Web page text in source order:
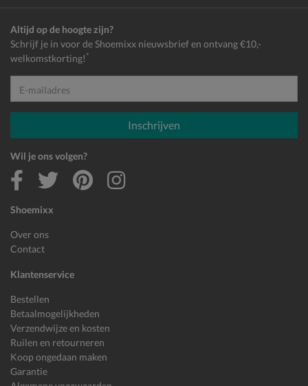
Shoemixx
Over ons
Contact
Klantenservice
Bestellen
Betaalmogelijkheden
Verzendwijze en kosten
Ruilen en retourneren
Koop ongedaan maken
Garantie
Altijd op de hoogte zijn?
Schrijf je in voor de Shoemixx nieuwsbrief en ontvang €10,-
welkomstkorting! *
E-mailadres
Inschrijven
Wil je ons volgen?